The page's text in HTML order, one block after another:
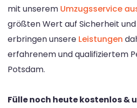
mit unserem Umzugsservice
größten Wert auf Sicherheit
erbringen unsere Leistungen
erfahrenem und qualifiziertem
Potsdam.
Fülle noch heute kostenlos &